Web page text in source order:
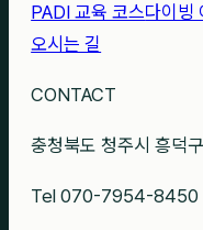
PADI 교육 코스다이빙
오시는 길
CONTACT
충청북도 청주시 흥덕
Tel 070-7954-8450